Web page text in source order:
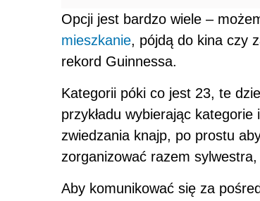
Opcji jest bardzo wiele –
mieszkanie, pójdą do kina czy
rekord Guinnessa.
Kategorii póki co jest 23, te
przykładu wybierając
zwiedzania knajp, po prostu
zorganizować razem
Aby komunikować się za